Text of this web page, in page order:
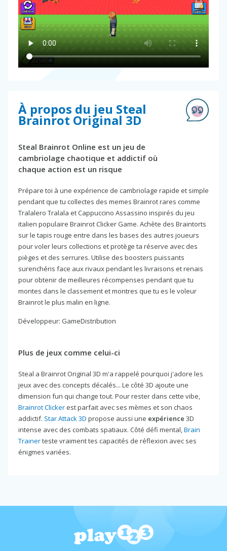
À propos du jeu Steal
Brainrot Original 3D
Steal Brainrot Online est un jeu de
cambriolage chaotique et addictif où
chaque action est un risque
Prépare toi à une expérience de cambriolage rapide et simple
pendant que tu collectes des memes Brainrot rares comme
Tralalero Tralala et Cappuccino Assassino inspirés du jeu
italien populaire Brainrot Clicker Game. Achète des Braintorts
sur le tapis rouge entre dans les bases des autres joueurs
pour voler leurs collections et protège ta réserve avec des
pièges et des serrures. Utilise des boosters puissants
surenchéris face aux rivaux pendant les livraisons et renais
pour obtenir de meilleures récompenses pendant que tu
montes dans le classement et montres que tu es le voleur
Brainrot le plus malin en ligne.
Développeur: GameDistribution
Plus de jeux comme celui-ci
Steal a Brainrot Original 3D m'a rappelé pourquoi j'adore les
jeux avec des concepts décalés... Le côté 3D ajoute une
dimension fun qui change tout. Pour rester dans cette vibe,
Brainrot Clicker est parfait avec ses mèmes et son chaos
addictif. Star Attack 3D propose aussi une expérience 3D
intense avec des combats spatiaux. Côté défi mental,Brain
Trainerteste vraiment tes capacités de réflexion avec ses
énigmes variées.